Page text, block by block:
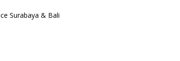
Surabaya & Bali